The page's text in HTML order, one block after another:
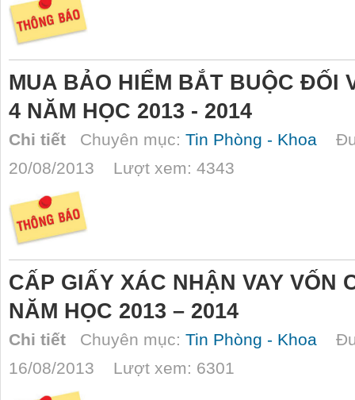
MUA BẢO HIỂM BẮT BUỘC ĐỐI
4 NĂM HỌC 2013 - 2014
Chi tiết Chuyên mục: Tin Phòng - Khoa
20/08/2013 Lượt xem: 4343
CẤP GIẤY XÁC NHẬN VAY VỐN
NĂM HỌC 2013 – 2014
Chi tiết Chuyên mục: Tin Phòng - Khoa
16/08/2013 Lượt xem: 6301